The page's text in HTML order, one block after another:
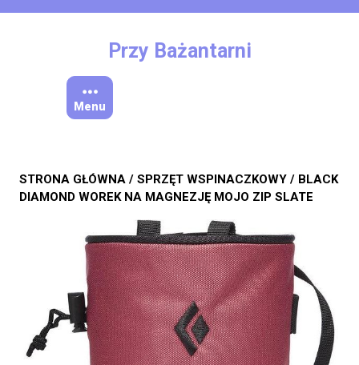
Przy Bażantarni
Menu
STRONA GŁÓWNA / SPRZĘT WSPINACZKOWY / BLACK
DIAMOND WOREK NA MAGNEZJĘ MOJO ZIP SLATE